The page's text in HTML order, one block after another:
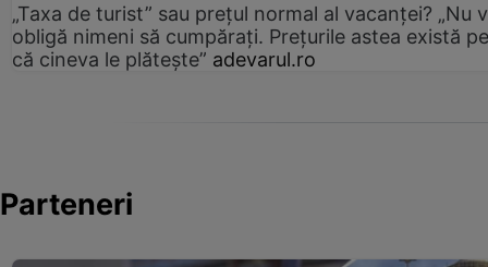
„Taxa de turist” sau prețul normal al vacanței? „Nu
obligă nimeni să cumpărați. Prețurile astea există
că cineva le plătește” adevarul.ro
Parteneri